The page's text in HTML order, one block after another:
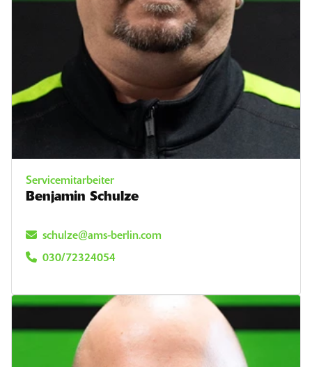
Servicemitarbeiter
Benjamin Schulze
schulze@ams-berlin.com
030/72324054